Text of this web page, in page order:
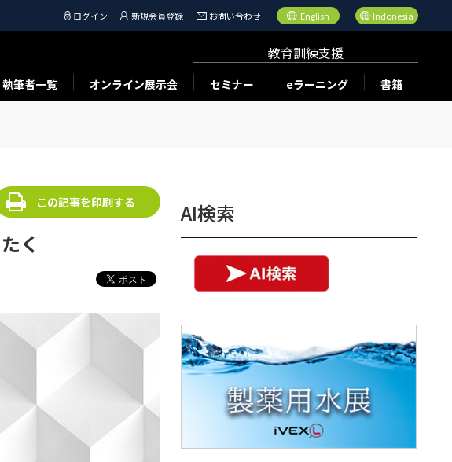
ログイン 新規会員登録 お問い合わせ English Indonesia
執筆者一覧 オンライン展示会
教育訓練支援
セミナー eラーニング 書籍
く
この記事を印刷する AI検索